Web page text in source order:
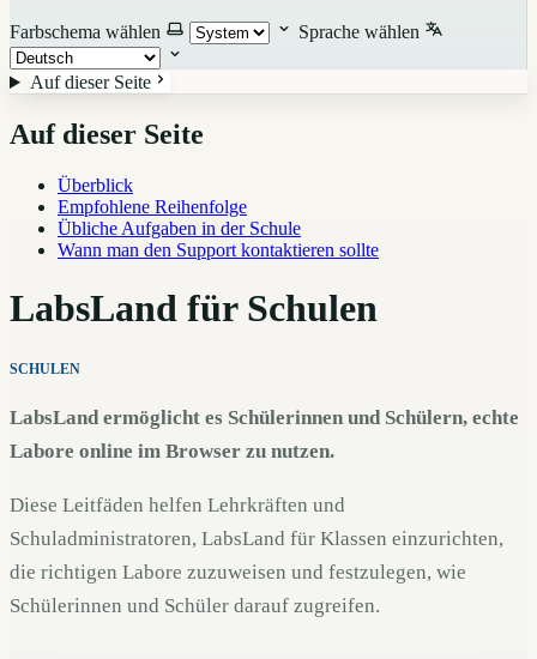
Farbschema wählen Sprache wählen
Auf dieser Seite
Auf dieser Seite
Überblick
Empfohlene Reihenfolge
Übliche Aufgaben in der Schule
Wann man den Support kontaktieren sollte
LabsLand für Schulen
SCHULEN
LabsLand ermöglicht es Schülerinnen und Schülern, echte
Labore online im Browser zu nutzen.
Diese Leitfäden helfen Lehrkräften und
Schuladministratoren, LabsLand für Klassen einzurichten,
die richtigen Labore zuzuweisen und festzulegen, wie
Schülerinnen und Schüler darauf zugreifen.